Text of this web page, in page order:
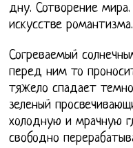
дну. Сотворение
искусстве романтизма.
Согреваемый
перед ним то
тяжело спадает
зеленый
холодную и мрачную
свободно